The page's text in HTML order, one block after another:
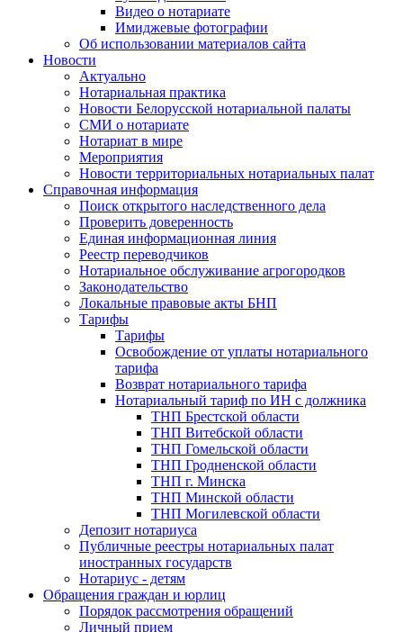
Видео о нотариате
Имиджевые фотографии
Об использовании материалов сайта
Новости
Актуально
Нотариальная практика
Новости Белорусской нотариальной палаты
СМИ о нотариате
Нотариат в мире
Мероприятия
Новости территориальных нотариальных палат
Справочная информация
Поиск открытого наследственного дела
Проверить доверенность
Единая информационная линия
Реестр переводчиков
Нотариальное обслуживание агрогородков
Законодательство
Локальные правовые акты БНП
Тарифы
Тарифы
Освобождение от уплаты нотариального
тарифа
Возврат нотариального тарифа
Нотариальный тариф по ИН с должника
ТНП Брестской области
ТНП Витебской области
ТНП Гомельской области
ТНП Гродненской области
ТНП г. Минска
ТНП Минской области
ТНП Могилевской области
Депозит нотариуса
Публичные реестры нотариальных палат
иностранных государств
Нотариус - детям
Обращения граждан и юрлиц
Порядок рассмотрения обращений
Личный прием